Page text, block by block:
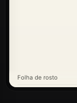
Folha de rosto